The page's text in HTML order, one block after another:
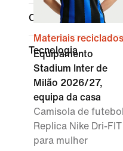
Caraterísticas
Tecnologia
Materiais reciclados
Equipamento
Stadium Inter de
Milão 2026/27,
equipa da casa
Camisola de futebol
Replica Nike Dri-FIT
para mulher